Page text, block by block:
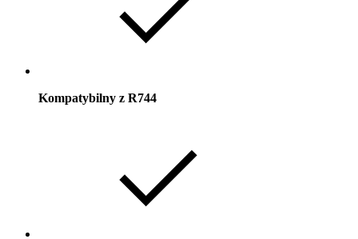
Kompatybilny z R744